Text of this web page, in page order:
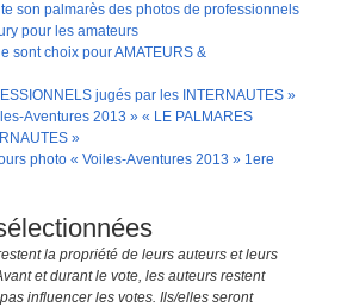
son palmarès des photos de professionnels
pour les amateurs
sont choix pour AMATEURS &
jugés par les INTERNAUTES »
Aventures 2013 » « LE PALMARES
»
photo « Voiles-Aventures 2013 » 1ere
la propriété de leurs auteurs et leurs
et durant le vote, les auteurs restent
influencer les votes. Ils/elles seront